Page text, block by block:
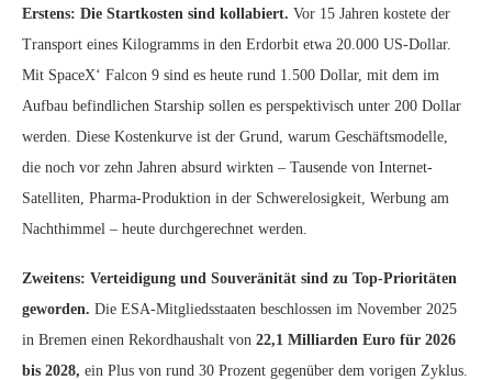
Erstens: Die Startkosten sind kollabiert. Vor 15 Jahren kostete der
Transport eines Kilogramms in den Erdorbit etwa 20.000 US-Dollar.
Mit SpaceX‘ Falcon 9 sind es heute rund 1.500 Dollar, mit dem im
Aufbau befindlichen Starship sollen es perspektivisch unter 200 Dollar
werden. Diese Kostenkurve ist der Grund, warum Geschäftsmodelle,
die noch vor zehn Jahren absurd wirkten – Tausende von Internet-
Satelliten, Pharma-Produktion in der Schwerelosigkeit, Werbung am
Nachthimmel – heute durchgerechnet werden.
Zweitens: Verteidigung und Souveränität sind zu Top-Prioritäten
geworden. Die ESA-Mitgliedsstaaten beschlossen im November 2025
in Bremen einen Rekordhaushalt von 22,1 Milliarden Euro für 2026
bis 2028, ein Plus von rund 30 Prozent gegenüber dem vorigen Zyklus.